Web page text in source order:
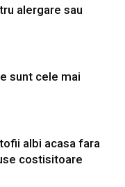
alergare sau
sunt cele mai
albi acasa fara
costisitoare